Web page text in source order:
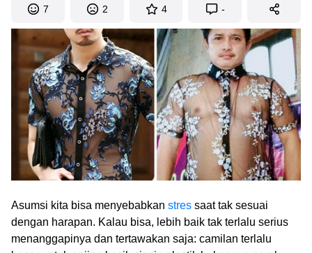
7 2 4 -
Asumsi kita bisa menyebabkan stres saat tak sesuai
dengan harapan. Kalau bisa, lebih baik tak terlalu serius
menanggapinya dan tertawakan saja: camilan terlalu